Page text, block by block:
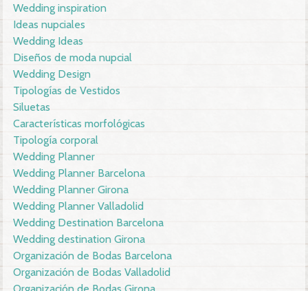
Wedding inspiration
Ideas nupciales
Wedding Ideas
Diseños de moda nupcial
Wedding Design
Tipologías de Vestidos
Siluetas
Características morfológicas
Tipología corporal
Wedding Planner
Wedding Planner Barcelona
Wedding Planner Girona
Wedding Planner Valladolid
Wedding Destination Barcelona
Wedding destination Girona
Organización de Bodas Barcelona
Organización de Bodas Valladolid